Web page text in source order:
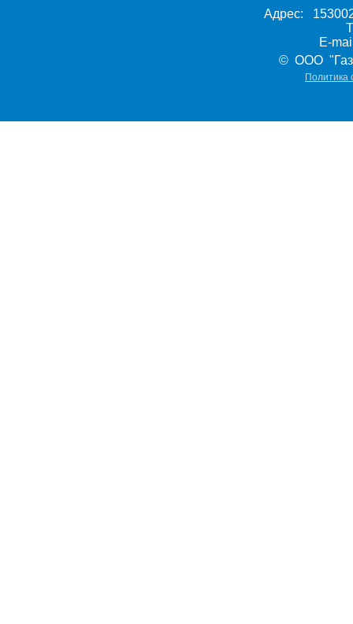
Адрес:
E-
© ООО
Политика